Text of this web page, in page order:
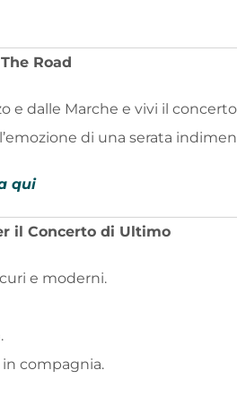
Road
e dalle Marche e vivi il
di una serata
qui
il Concerto di Ultimo
e moderni.
compagnia.